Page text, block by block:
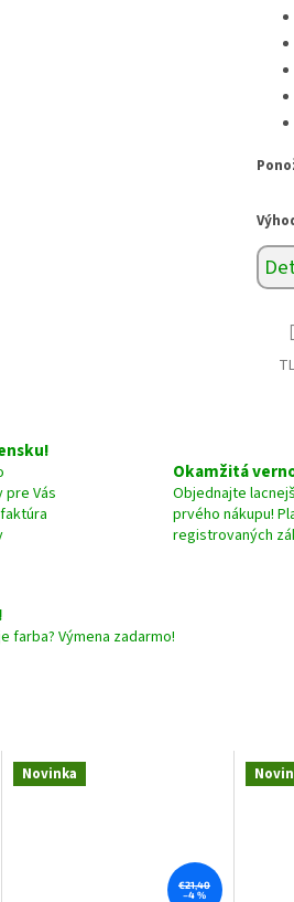
pre Vás
Okamžitá
Objednajte
prvého nákupu!
registrovaných
farba? Výmena zadarmo!
Novinka
€21,40
–4 %